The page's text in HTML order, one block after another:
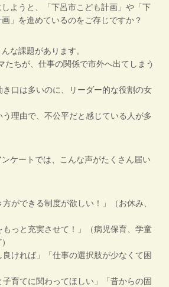
ようと、「下呂市こども計画」や「下
」を進めているのをご存じですか？
な課題があります。
たちが、仕事の関係で市外へ出てしまう
口は多いのに、リーダー的な役割の女
う理由で、不公平だと感じている人が多
ケートでは、こんな声がたくさん届い
方ができる制度が欲しい！」（お休み、
もっと充実させて！」（病児保育、学童
良ければ」「仕事の選択肢が少なくて困
子育てに関わってほしい」「昔からの固